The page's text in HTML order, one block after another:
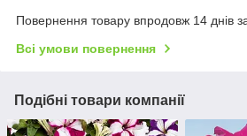
Повернення товару впродовж 14 днів
Всі умови повернення
Подібні товари компанії